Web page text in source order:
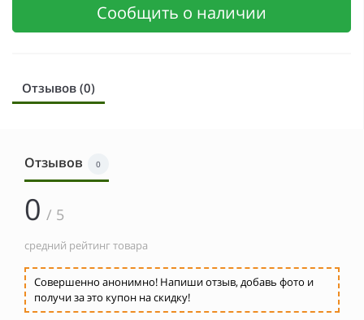
Сообщить о наличии
Отзывов (0)
Отзывов 0
0 / 5
средний рейтинг товара
Совершенно анонимно! Напиши отзыв, добавь фото и
получи за это купон на скидку!